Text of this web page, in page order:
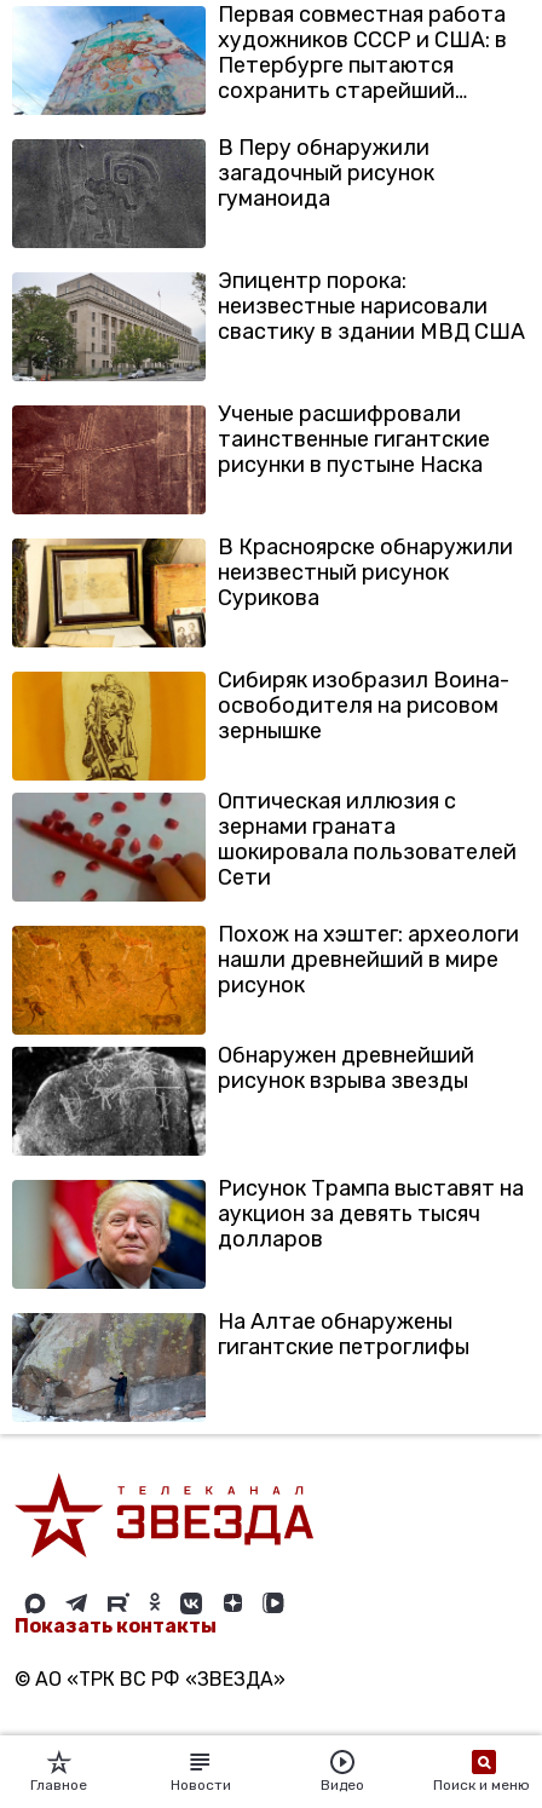
Первая совместная работа
художников СССР и США: в
Петербурге пытаются
сохранить старейший
В Перу обнаружили
загадочный рисунок
гуманоида
Эпицентр порока:
неизвестные нарисовали
свастику в здании МВД США
Ученые расшифровали
таинственные гигантские
рисунки в пустыне Наска
В Красноярске обнаружили
неизвестный рисунок
Сурикова
Сибиряк изобразил Воина-
освободителя на рисовом
зернышке
Оптическая иллюзия с
зернами граната
шокировала пользователей
Сети
Похож на хэштег: археологи
нашли древнейший в мире
рисунок
Обнаружен древнейший
рисунок взрыва звезды
Рисунок Трампа выставят на
аукцион за девять тысяч
долларов
На Алтае обнаружены
гигантские петроглифы
Показать контакты
© АО «ТРК ВС РФ «ЗВЕЗДА»
Главное Новости Видео Поиск и меню